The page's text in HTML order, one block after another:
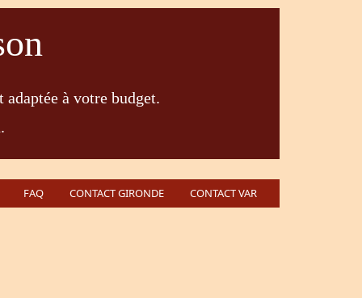
à votre budget.
FAQ CONTACT GIRONDE CONTACT VAR